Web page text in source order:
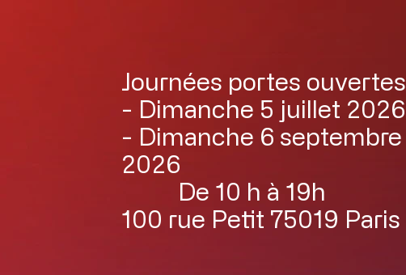
Journées portes ouvertes
- Dimanche 5 juillet 2026
- Dimanche 6 septembre
2026
De 10 h à 19h
100 rue Petit 75019 Paris